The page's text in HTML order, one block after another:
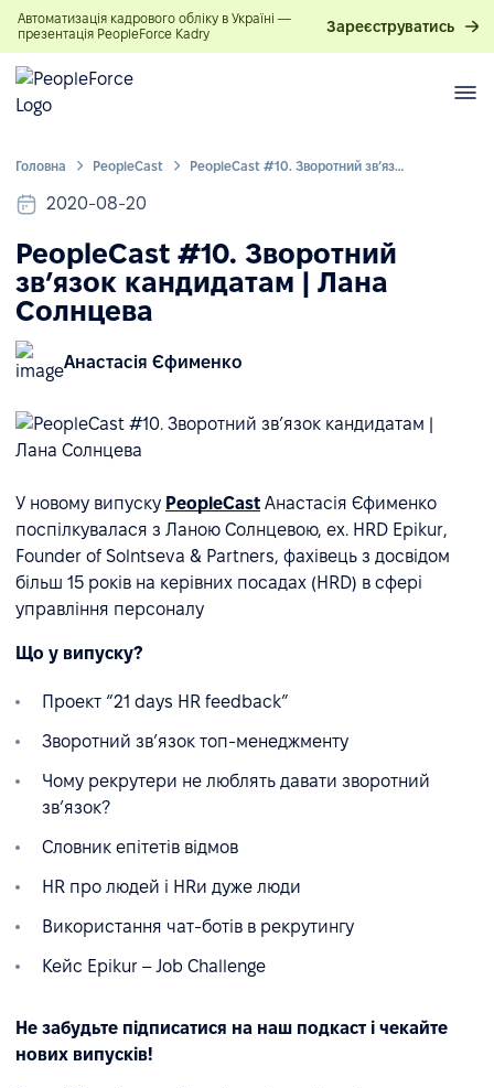
Автоматизація кадрового обліку в Україні —
презентація PeopleForce Kadry
Зареєструватись
Головна PeopleСast PeopleCast #10. Зворотний зв’язок кандидатам | Лана Солнцева
2020-08-20
PeopleCast #10. Зворотний
зв’язок кандидатам | Лана
Солнцева
Анастасія Єфименко
У новому випуску PeopleCast Анастасія Єфименко
поспілкувалася з Ланою Солнцевою, ex. HRD Epikur,
Founder of Solntseva & Partners, фахівець з досвідом
більш 15 років на керівних посадах (HRD) в сфері
управління персоналу
Що у випуску?
Проект “21 days HR feedback”
Зворотний зв’язок топ-менеджменту
Чому рекрутери не люблять давати зворотний
зв’язок?
Словник епітетів відмов
HR про людей і HRи дуже люди
Використання чат-ботів в рекрутингу
Кейс Epikur – Job Challenge
Не забудьте підписатися на наш подкаст і чекайте
нових випусків!